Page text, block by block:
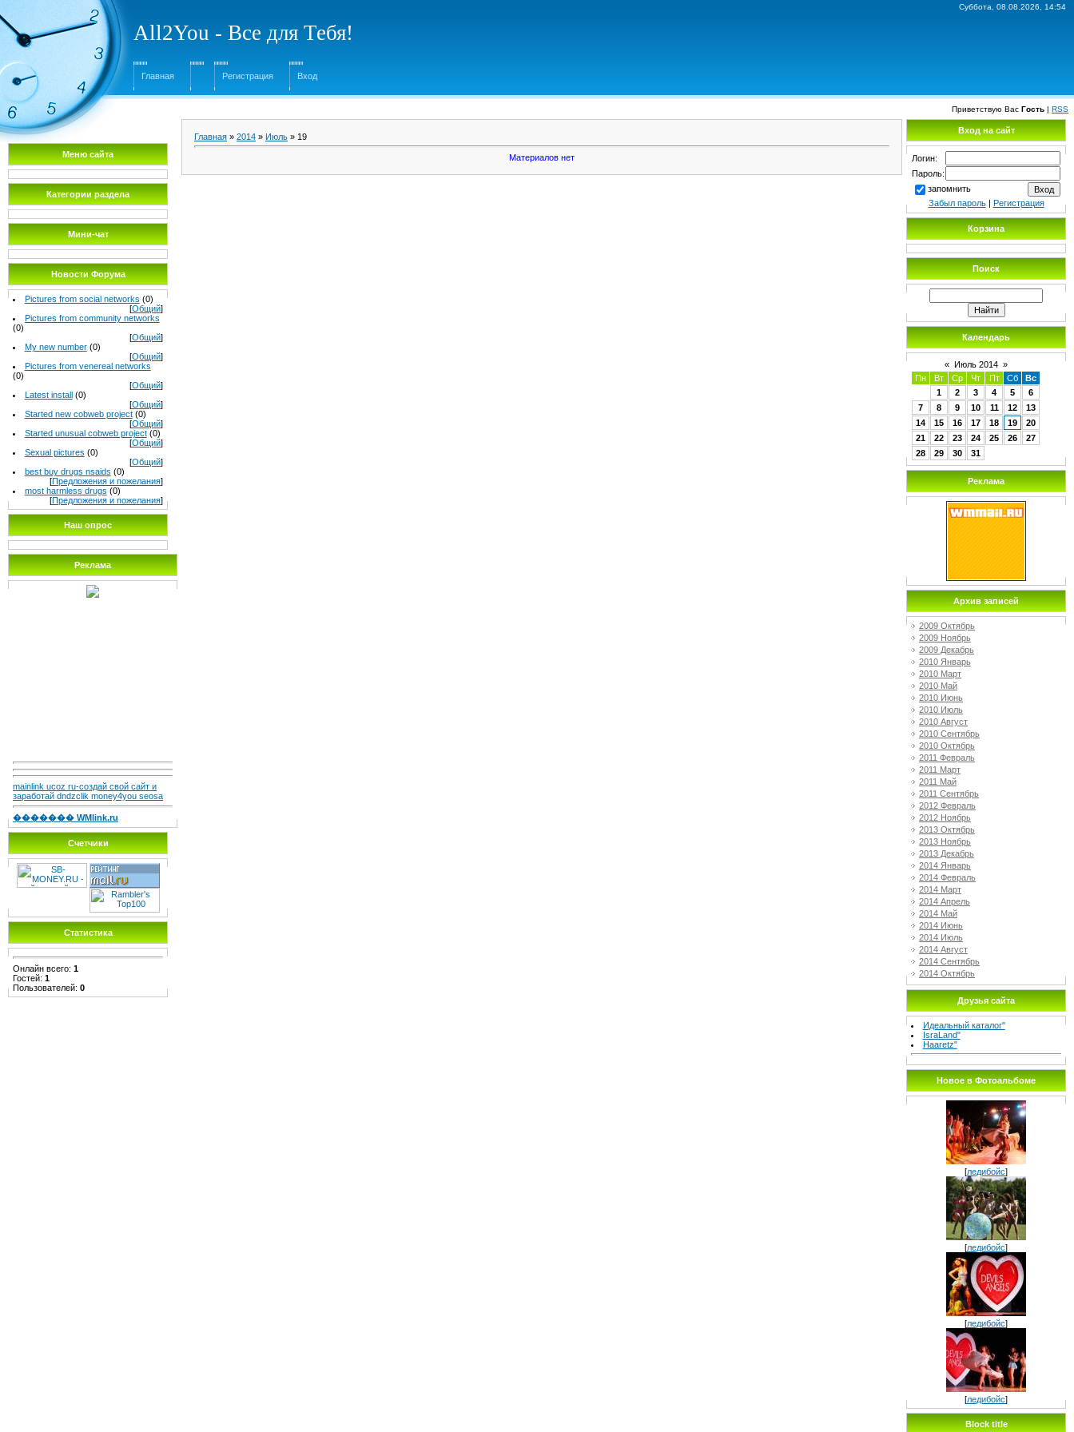
Суббота, 08.08.2026, 14:54
All2You - Все для Тебя!
Главная Регистрация Вход
Приветствую Вас Гость | RSS
Меню сайта
Категории раздела
Мини-чат
Новости Форума
Pictures from social networks (0)
[Общий]
Pictures from community networks
(0)
[Общий]
My new number (0)
[Общий]
Pictures from venereal networks
(0)
[Общий]
Latest install (0)
[Общий]
Started new cobweb project (0)
[Общий]
Started unusual cobweb project (0)
[Общий]
Sexual pictures (0)
[Общий]
best buy drugs nsaids (0)
[Предложения и пожелания]
most harmless drugs (0)
[Предложения и пожелания]
Наш опрос
Реклама
mainlink ucoz ru-создай свой сайт и
заработай dndzclik money4you seosa
������� WMlink.ru
Счетчики
Статистика
Онлайн всего: 1
Гостей: 1
Пользователей: 0
Главная » 2014 » Июль » 19
Материалов нет
Вход на сайт
Логин:
Пароль:
запомнить
Забыл пароль| Регистрация
Корзина
Поиск
Календарь
« Июль 2014 »
Пн
Вт Ср Чт Пт Сб
Вс
1
2 3 4 5
6
7
8 9 10 11 12
13
14
15 16 17 18 19
20
21
22 23 24 25 26
27
28
29 30 31
Реклама
Архив записей
2009 Октябрь
2009 Ноябрь
2009 Декабрь
2010 Январь
2010 Март
2010 Май
2010 Июнь
2010 Июль
2010 Август
2010 Сентябрь
2010 Октябрь
2011 Февраль
2011 Март
2011 Май
2011 Сентябрь
2012 Февраль
2012 Ноябрь
2013 Октябрь
2013 Ноябрь
2013 Декабрь
2014 Январь
2014 Февраль
2014 Март
2014 Апрель
2014 Май
2014 Июнь
2014 Июль
2014 Август
2014 Сентябрь
2014 Октябрь
Друзья сайта
Идеальный каталог"
IsraLand"
Haaretz"
Новое в Фотоальбоме
[ледибойс]
[ледибойс]
[ледибойс]
[ледибойс]
Block title